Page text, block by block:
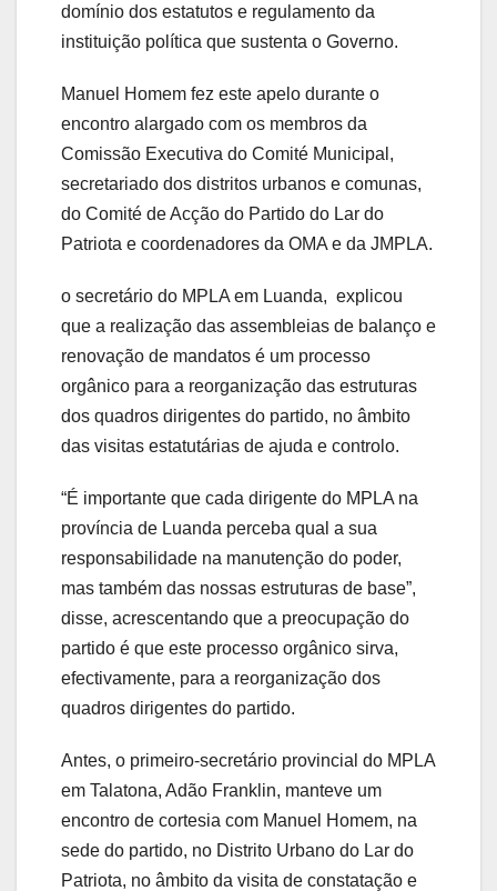
domínio dos estatutos e regulamento da
instituição política que sustenta o Governo.
Manuel Homem fez este apelo durante o
encontro alargado com os membros da
Comissão Executiva do Comité Municipal,
secretariado dos distritos urbanos e comunas,
do Comité de Acção do Partido do Lar do
Patriota e coordenadores da OMA e da JMPLA.
o secretário do MPLA em Luanda, explicou
que a realização das assembleias de balanço e
renovação de mandatos é um processo
orgânico para a reorganização das estruturas
dos quadros dirigentes do partido, no âmbito
das visitas estatutárias de ajuda e controlo.
“É importante que cada dirigente do MPLA na
província de Luanda perceba qual a sua
responsabilidade na manutenção do poder,
mas também das nossas estruturas de base”,
disse, acrescentando que a preocupação do
partido é que este processo orgânico sirva,
efectivamente, para a reorganização dos
quadros dirigentes do partido.
Antes, o primeiro-secretário provincial do MPLA
em Talatona, Adão Franklin, manteve um
encontro de cortesia com Manuel Homem, na
sede do partido, no Distrito Urbano do Lar do
Patriota, no âmbito da visita de constatação e